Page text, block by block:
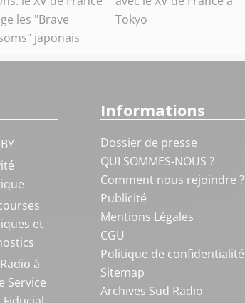
les "Brave
japonais
Tokyo
et
à
Service
Informations
Dossier de presse
QUI SOMMES-NOUS ?
Comment nous rejoindre ?
Publicité
Mentions Légales
CGU
Politique de confidentialité
Sitemap
Archives Sud Radio